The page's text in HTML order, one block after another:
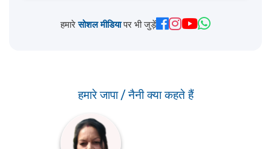
हमारेसोशल मीडियापर भी जुड़ें
हमारे जापा / नैनी क्या कहते हैं